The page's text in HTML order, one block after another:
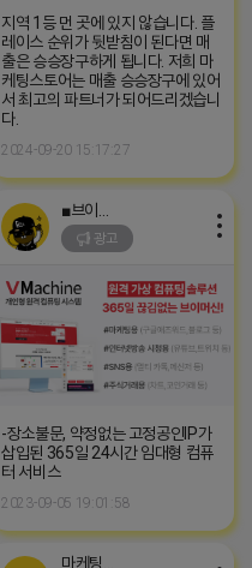
지역 1등 먼 곳에 있지 않습니다. 플
레이스 순위가 뒷받침이 된다면 매
출은 승승장구하게 됩니다. 저희 마
케팅스토어는 매출 승승장구에 있어
서 최고의 파트너가 되어드리겠습니
다.
2024-09-20 15:17:27
광고
-장소불문, 약정없는 고정공인IP가
삽입된 365일 24시간 임대형 컴퓨
터 서비스
2023-09-05 19:01:58